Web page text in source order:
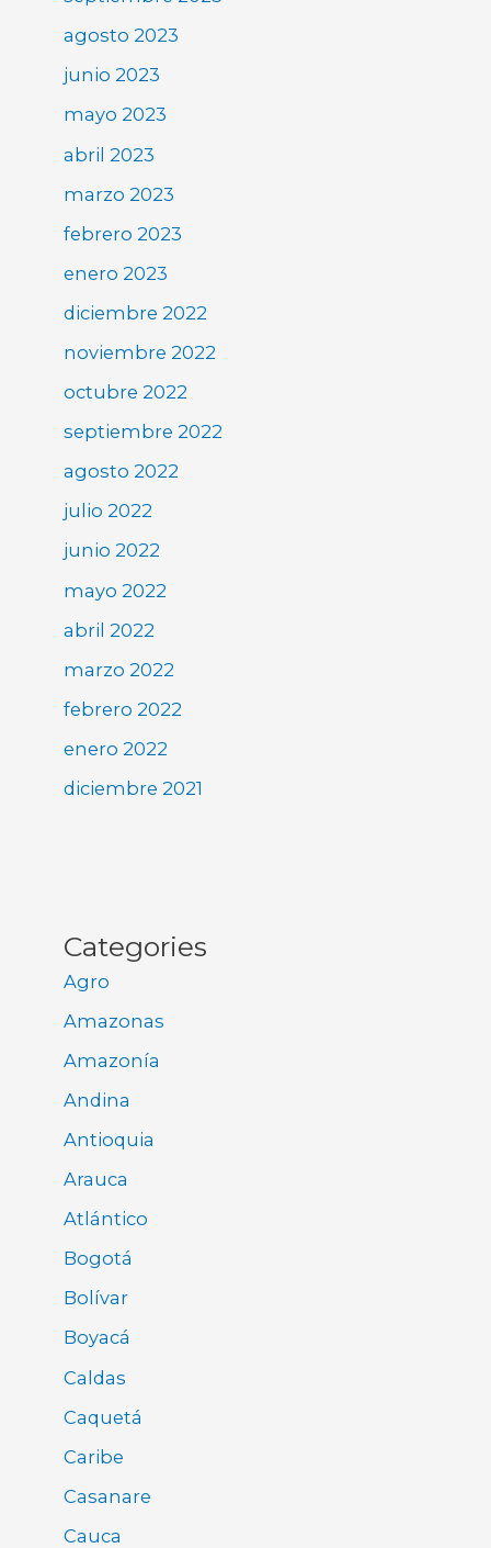
agosto 2023
junio 2023
mayo 2023
abril 2023
marzo 2023
febrero 2023
enero 2023
diciembre 2022
noviembre 2022
octubre 2022
septiembre 2022
agosto 2022
julio 2022
junio 2022
mayo 2022
abril 2022
marzo 2022
febrero 2022
enero 2022
diciembre 2021
Categories
Agro
Amazonas
Amazonía
Andina
Antioquia
Arauca
Atlántico
Bogotá
Bolívar
Boyacá
Caldas
Caquetá
Caribe
Casanare
Cauca